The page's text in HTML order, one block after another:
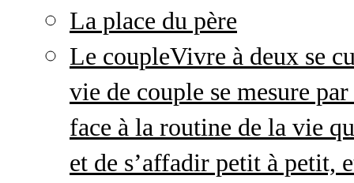
La place du père
Le coupleVivre à deux se
vie de couple se mesure
face à la routine de la vie
et de s’affadir petit à petit,